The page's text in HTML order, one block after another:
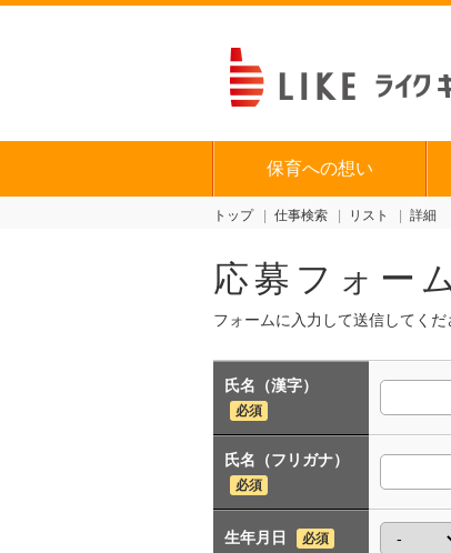
保育への想い
トップ 仕事検索 リスト 詳細
応募フォー
フォームに入力して送信してくだ
氏名（漢字）
必須
氏名（フリガナ）
必須
生年月日 必須